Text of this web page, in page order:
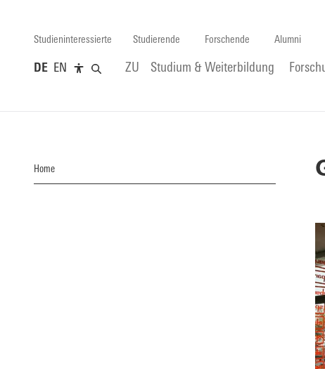
Studieninteressierte Studierende Forschende Alumni
DE EN ZU Studium & Weiterbildung
Home